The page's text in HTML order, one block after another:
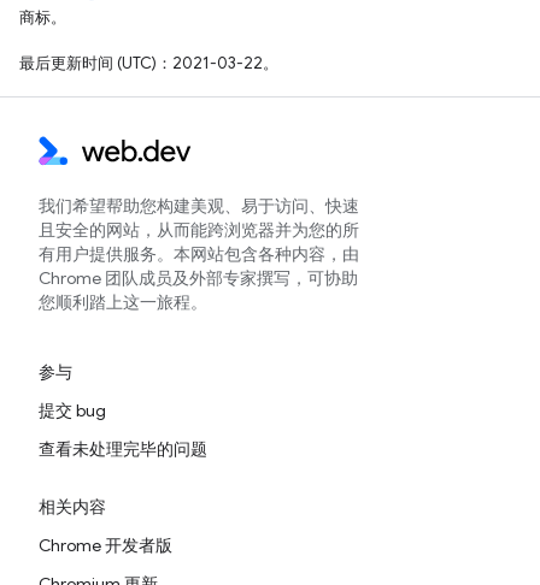
商标。
最后更新时间 (UTC)：2021-03-22。
我们希望帮助您构建美观、易于访问、快速
且安全的网站，从而能跨浏览器并为您的所
有用户提供服务。本网站包含各种内容，由
Chrome 团队成员及外部专家撰写，可协助
您顺利踏上这一旅程。
参与
提交 bug
查看未处理完毕的问题
相关内容
Chrome 开发者版